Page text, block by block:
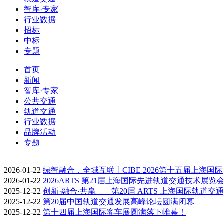
智库·专家
行业数据
招标
中标
专题
首页
新闻
智库·专家
公共交通
轨道交通
行业数据
品牌活动
专题
2026-01-22 绿智融合，全域互联丨CIBE 2026第十五届上海国
2026-01-22 2026ARTS 第21届上海国际先进轨道交通技术展览
2025-12-22 创新·融合·共赢——第20届 ARTS 上海国际轨道交
2025-12-22 第20届中国轨道交通发展高峰论坛圆满闭幕
2025-12-22 第十四届上海国际客车展圆满落下帷幕！